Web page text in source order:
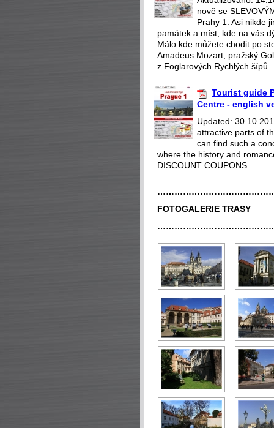
nově se
Prahy 1. Asi nikde
památek a míst, kde na vás
Málo kde můžete chodit po
Amadeus Mozart, pražský
z Foglarových Rychlých šípů.
Tourist guide
Centre - english
Updated:
attractive parts of
can find such a
where the history and
DISCOUNT COUPONS
FOTOGALERIE TRASY